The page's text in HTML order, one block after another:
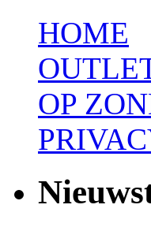
HOME
OP